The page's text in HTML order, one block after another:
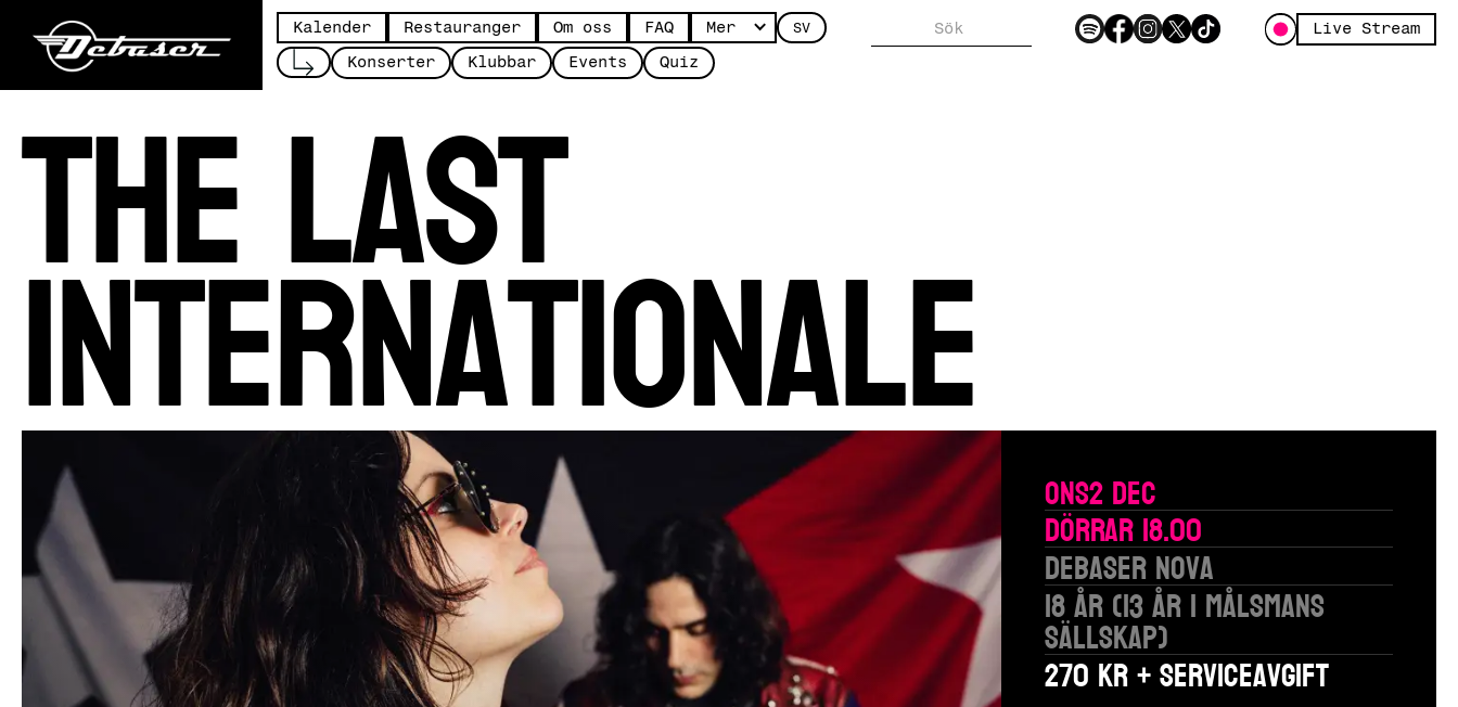
Kalender Restauranger Om oss FAQ Mer SV
Live Stream
Konserter
Klubbar Events Quiz
The Last
Internationale Ons2 Dec
Dörrar 18.00
Debaser Nova
18 år (13 år i målsmans
sällskap)
270 kr + serviceavgift